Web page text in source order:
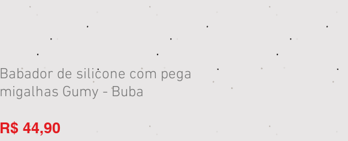
Babador de silicone com pega
migalhas Gumy - Buba
R$ 44,90